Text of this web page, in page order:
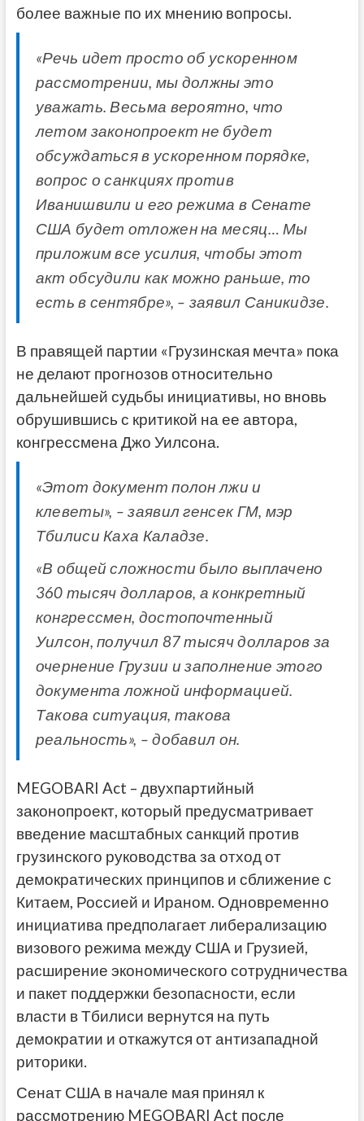
более важные по их мнению вопросы.
«Речь идет просто об ускоренном
рассмотрении, мы должны это
уважать. Весьма вероятно, что
летом законопроект не будет
обсуждаться в ускоренном порядке,
вопрос о санкциях против
Иванишвили и его режима в Сенате
США будет отложен на месяц… Мы
приложим все усилия, чтобы этот
акт обсудили как можно раньше, то
есть в сентябре», – заявил Саникидзе.
В правящей партии «Грузинская мечта» пока
не делают прогнозов относительно
дальнейшей судьбы инициативы, но вновь
обрушившись с критикой на ее автора,
конгрессмена Джо Уилсона.
«Этот документ полон лжи и
клеветы», – заявил генсек ГМ, мэр
Тбилиси Каха Каладзе.
«В общей сложности было выплачено
360 тысяч долларов, а конкретный
конгрессмен, достопочтенный
Уилсон, получил 87 тысяч долларов за
очернение Грузии и заполнение этого
документа ложной информацией.
Такова ситуация, такова
реальность», – добавил он.
MEGOBARI Act – двухпартийный
законопроект, который предусматривает
введение масштабных санкций против
грузинского руководства за отход от
демократических принципов и сближение с
Китаем, Россией и Ираном. Одновременно
инициатива предполагает либерализацию
визового режима между США и Грузией,
расширение экономического сотрудничества
и пакет поддержки безопасности, если
власти в Тбилиси вернутся на путь
демократии и откажутся от антизападной
риторики.
Сенат США в начале мая принял к
рассмотрению MEGOBARI Act после